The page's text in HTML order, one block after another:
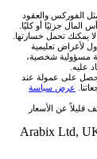
الفوركس والعقود
جزئيًا أو كليًا.
يمكنك تحمل خسارتها.
لأغراض تعليمية
مسؤولية شخصية،
عليه.
على عمولة عند
عرض سياسة
قليلاً عن الأسعار
Arabix Ltd,